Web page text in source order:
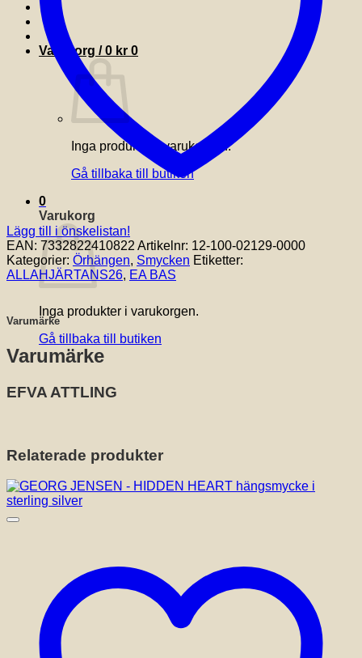
Varukorg /0 kr 0
Inga produkter i varukorgen.
Gå tillbaka till butiken
0
Varukorg
Inga produkter i varukorgen.
Gå tillbaka till butiken
Lägg till i önskelistan!
EAN: 7332822410822 Artikelnr: 12-100-02129-0000
Kategorier: Örhängen, Smycken Etiketter:
ALLAHJÄRTANS26, EA BAS
Varumärke
Varumärke
EFVA ATTLING
Relaterade produkter